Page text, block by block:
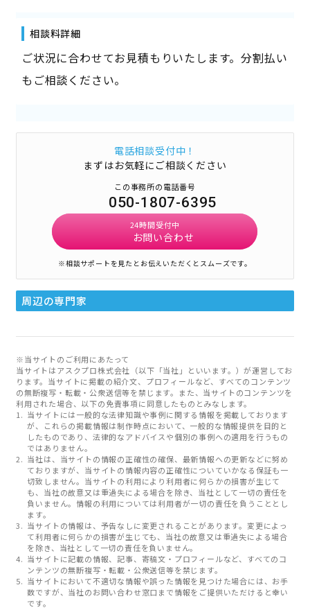
相談料詳細
ご状況に合わせてお見積もりいたします。分割払い
もご相談ください。
電話相談受付中！
まずはお気軽にご相談ください
この事務所の電話番号
050-1807-6395
24時間受付中
お問い合わせ
※相談サポートを見たとお伝えいただくとスムーズです。
周辺の専門家
※当サイトのご利用にあたって
当サイトはアスクプロ株式会社（以下「当社」といいます。）が運営してお
ります。当サイトに掲載の紹介文、プロフィールなど、すべてのコンテンツ
の無断複写・転載・公衆送信等を禁じます。また、当サイトのコンテンツを
利用された場合、以下の免責事項に同意したものとみなします。
当サイトには一般的な法律知識や事例に関する情報を掲載しております
が、これらの掲載情報は制作時点において、一般的な情報提供を目的と
したものであり、法律的なアドバイスや個別の事例への適用を行うもの
ではありません。
当社は、当サイトの情報の正確性の確保、最新情報への更新などに努め
ておりますが、当サイトの情報内容の正確性についていかなる保証も一
切致しません。当サイトの利用により利用者に何らかの損害が生じて
も、当社の故意又は重過失による場合を除き、当社として一切の責任を
負いません。情報の利用については利用者が一切の責任を負うこととし
ます。
当サイトの情報は、予告なしに変更されることがあります。変更によっ
て利用者に何らかの損害が生じても、当社の故意又は重過失による場合
を除き、当社として一切の責任を負いません。
当サイトに記載の情報、記事、寄稿文・プロフィールなど、すべてのコ
ンテンツの無断複写・転載・公衆送信等を禁じます。
当サイトにおいて不適切な情報や誤った情報を見つけた場合には、お手
数ですが、当社のお問い合わせ窓口まで情報をご提供いただけると幸い
です。